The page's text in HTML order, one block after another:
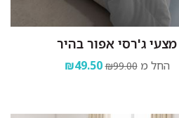
מצעי ג'רסי אפור בהיר
החל מ ₪99.00
₪49.50